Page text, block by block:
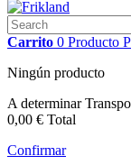
Carrito 0 Producto
Ningún producto
A determinar
0,00 € Total
Confirmar